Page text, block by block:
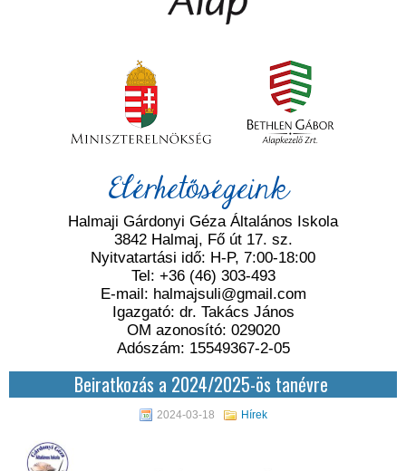
Elérhetőségeink
Halmaji Gárdonyi Géza Általános Iskola
3842 Halmaj, Fő út 17. sz.
Nyitvatartási idő: H-P, 7:00-18:00
Tel: +36 (46) 303-493
E-mail: halmajsuli@gmail.com
Igazgató: dr. Takács János
OM azonosító: 029020
Adószám: 15549367-2-05
Beiratkozás a 2024/2025-ös tanévre
2024-03-18 Hírek